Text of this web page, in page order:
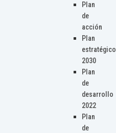
Plan
de
acción
Plan
estratégico
2030
Plan
de
desarrollo
2022
Plan
de